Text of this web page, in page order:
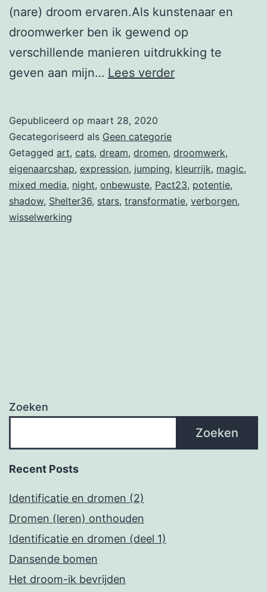
(nare) droom ervaren.Als kunstenaar en
droomwerker ben ik gewend op
verschillende manieren uitdrukking te
geven aan mijn… Lees verderCOVID-
Gepubliceerd op maart 28, 2020
Gecategoriseerd als Geen categorie
Getagged art, cats, dream, dromen, droomwerk,
eigenaarcshap, expression, jumping, kleurrijk, magic,
mixed media, night, onbewuste, Pact23, potentie,
shadow, Shelter36, stars, transformatie, verborgen,
wisselwerking
Zoeken
Zoeken
Recent Posts
Identificatie en dromen (2)
Dromen (leren) onthouden
Identificatie en dromen (deel 1)
Dansende bomen
Het droom-ik bevrijden